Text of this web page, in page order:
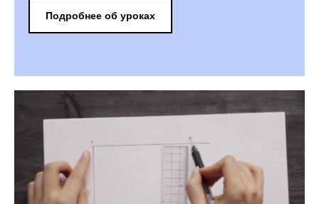
Подробнее об уроках